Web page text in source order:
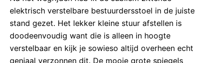
elektrisch verstelbare bestuurdersstoel in de juiste
stand gezet. Het lekker kleine stuur afstellen is
doodeenvoudig want die is alleen in hoogte
verstelbaar en kijk je sowieso altijd overheen echt
geniaal verzonnen dit. De mooie grote spiegels